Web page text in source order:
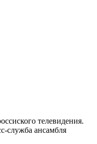
телевидения.
служба ансамбля